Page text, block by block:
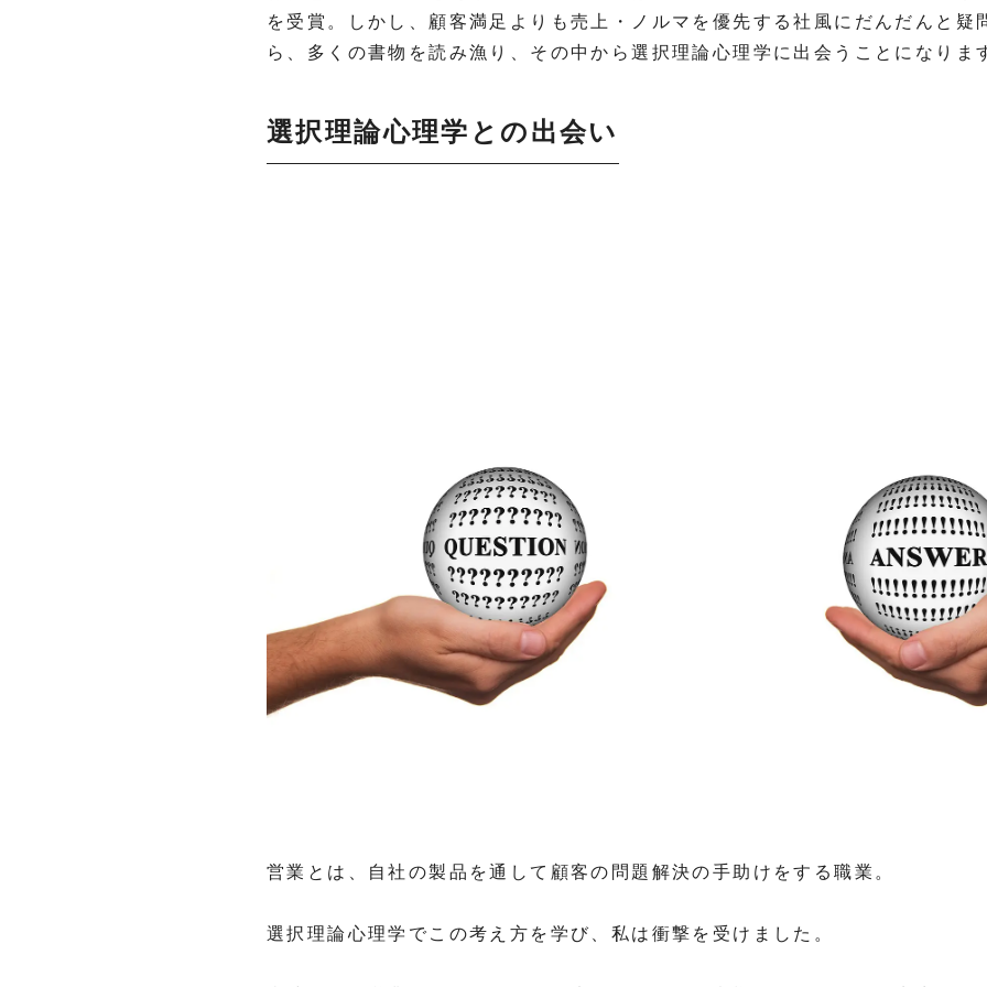
を受賞。しかし、顧客満足よりも売上・ノルマを優先する社風にだんだんと疑
ら、多くの書物を読み漁り、その中から選択理論心理学に出会うことになりま
選択理論心理学との出会い
営業とは、自社の製品を通して顧客の問題解決の手助けをする職業。
選択理論心理学でこの考え方を学び、私は衝撃を受けました。